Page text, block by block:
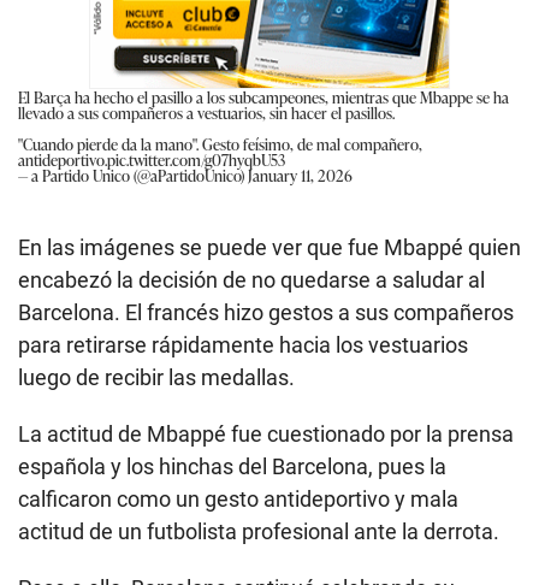
El Barça ha hecho el pasillo a los subcampeones, mientras que Mbappe se ha
llevado a sus compañeros a vestuarios, sin hacer el pasillos.
"Cuando pierde da la mano". Gesto feísimo, de mal compañero,
antideportivo.pic.twitter.com/g07hyqbU53
— a Partido Unico (@aPartidoUnico)January 11, 2026
En las imágenes se puede ver que fue Mbappé quien
encabezó la decisión de no quedarse a saludar al
Barcelona. El francés hizo gestos a sus compañeros
para retirarse rápidamente hacia los vestuarios
luego de recibir las medallas.
La actitud de Mbappé fue cuestionado por la prensa
española y los hinchas del Barcelona, pues la
calficaron como un gesto antideportivo y mala
actitud de un futbolista profesional ante la derrota.